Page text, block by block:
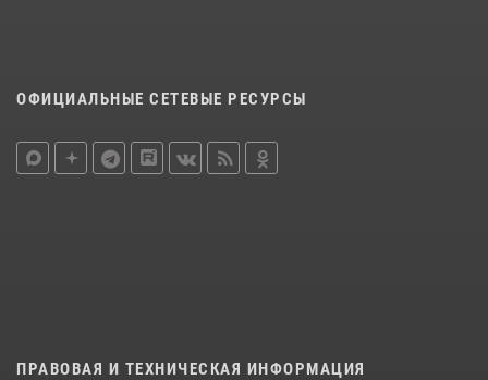
ОФИЦИАЛЬНЫЕ СЕТЕВЫЕ РЕСУРСЫ
ПРАВОВАЯ И ТЕХНИЧЕСКАЯ ИНФОРМАЦИЯ